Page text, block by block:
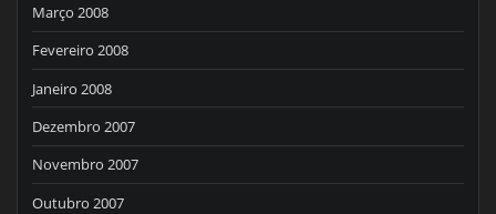
Março 2008
Fevereiro 2008
Janeiro 2008
Dezembro 2007
Novembro 2007
Outubro 2007